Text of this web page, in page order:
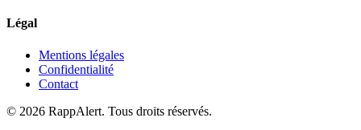
Légal
Mentions légales
Confidentialité
Contact
© 2026 RappAlert. Tous droits réservés.